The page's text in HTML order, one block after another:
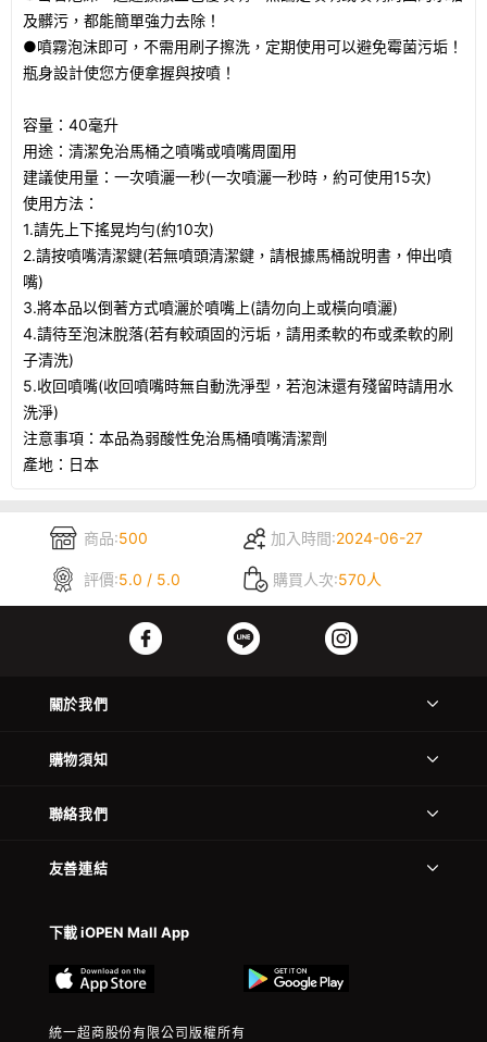
及髒污，都能簡單強力去除！
●噴霧泡沫即可，不需用刷子擦洗，定期使用可以避免霉菌污垢！
瓶身設計使您方便拿握與按噴！
容量：40毫升
用途：清潔免治馬桶之噴嘴或噴嘴周圍用
建議使用量：一次噴灑一秒(一次噴灑一秒時，約可使用15次)
使用方法：
1.請先上下搖晃均勻(約10次)
2.請按噴嘴清潔鍵(若無噴頭清潔鍵，請根據馬桶說明書，伸出噴
嘴)
3.將本品以倒著方式噴灑於噴嘴上(請勿向上或橫向噴灑)
4.請待至泡沫脫落(若有較頑固的污垢，請用柔軟的布或柔軟的刷
子清洗)
5.收回噴嘴(收回噴嘴時無自動洗淨型，若泡沫還有殘留時請用水
洗淨)
注意事項：本品為弱酸性免治馬桶噴嘴清潔劑
產地：日本
商品:500 加入時間:2024-06-27
評價:5.0 / 5.0 購買人次:570人
關於我們
購物須知
聯絡我們
友善連結
下載 iOPEN Mall App
統一超商股份有限公司版權所有